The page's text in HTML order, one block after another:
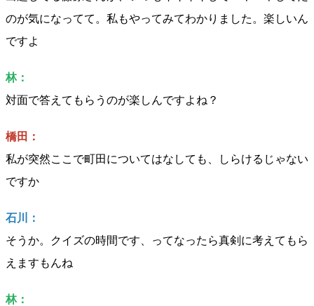
のが気になってて。私もやってみてわかりました。楽しいん
ですよ
林：
対面で答えてもらうのが楽しんですよね？
橋田：
私が突然ここで町田についてはなしても、しらけるじゃない
ですか
石川：
そうか。クイズの時間です、ってなったら真剣に考えてもら
えますもんね
林：